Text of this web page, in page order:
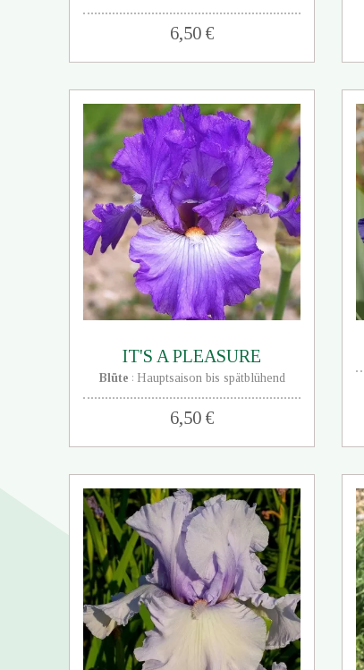
6,50 €
IT'S A PLEASURE
6,50 €
Blüte : Hauptsaison bis spätblühend